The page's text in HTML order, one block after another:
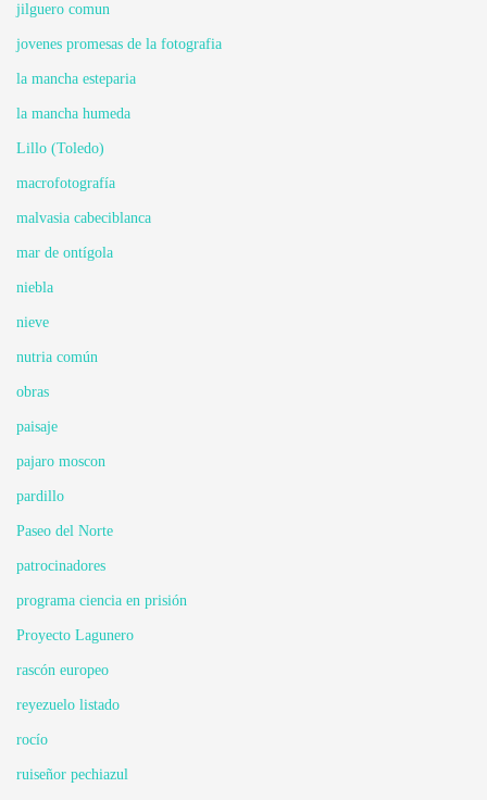
jilguero comun
jovenes promesas de la fotografia
la mancha esteparia
la mancha humeda
Lillo (Toledo)
macrofotografía
malvasia cabeciblanca
mar de ontígola
niebla
nieve
nutria común
obras
paisaje
pajaro moscon
pardillo
Paseo del Norte
patrocinadores
programa ciencia en prisión
Proyecto Lagunero
rascón europeo
reyezuelo listado
rocío
ruiseñor pechiazul